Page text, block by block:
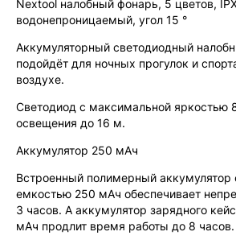
Nextool налобный фонарь, 5 цветов,
водонепроницаемый, угол 15 °
Аккумуляторный светодиодный
подойдёт для ночных прогулок и
воздухе.
Светодиод с максимальной яркостью
освещения до 16 м.
Аккумулятор 250 мАч
Встроенный полимерный аккумулятор
емкостью 250 мАч обеспечивает
3 часов. А аккумулятор зарядного
мАч продлит время работы до 8 часов.